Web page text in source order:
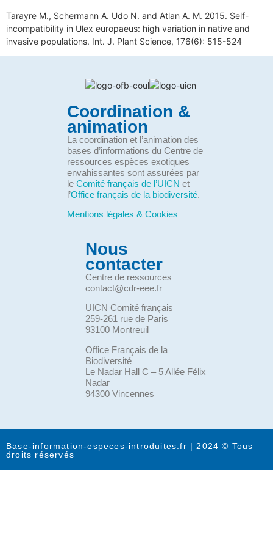
Tarayre M., Schermann A. Udo N. and Atlan A. M. 2015. Self-
incompatibility in Ulex europaeus: high variation in native and
invasive populations. Int. J. Plant Science, 176(6): 515-524
Coordination &
animation
La coordination et l’animation des
bases d’informations du Centre de
ressources espèces exotiques
envahissantes sont assurées par
le Comité français de l’UICN et
l’Office français de la biodiversité.
Mentions légales & Cookies
Nous
contacter
Centre de ressources
contact@cdr-eee.fr
UICN Comité français
259-261 rue de Paris
93100 Montreuil
Office Français de la
Biodiversité
Le Nadar Hall C – 5 Allée Félix
Nadar
94300 Vincennes
Base-information-especes-introduites.fr | 2024 © Tous
droits réservés